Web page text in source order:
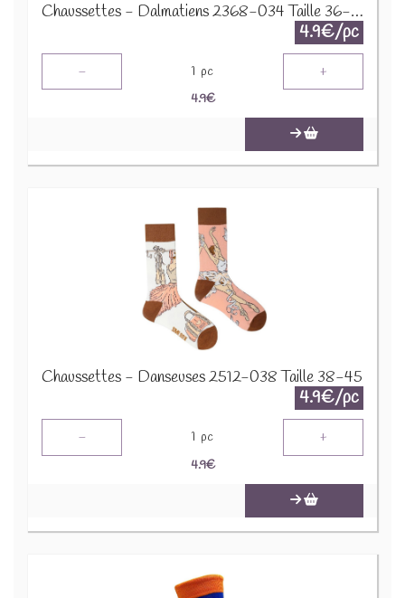
Chaussettes - Dalmatiens 2368-034 Taille 36-43
4.9€/pc
- 1 pc +
4.9€
Chaussettes - Danseuses 2512-038 Taille 38-45
4.9€/pc
- 1 pc +
4.9€